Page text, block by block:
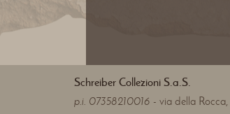
Schreiber Collezioni S.a.S.
p.i. 07358210016 - via della